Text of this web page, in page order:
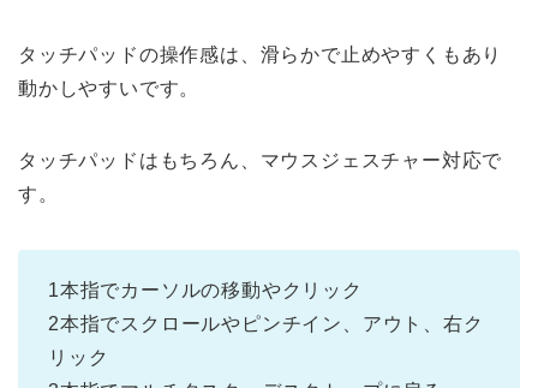
タッチパッドの操作感は、滑らかで止めやすくもあり
動かしやすいです。
タッチパッドはもちろん、マウスジェスチャー対応で
す。
1本指でカーソルの移動やクリック
2本指でスクロールやピンチイン、アウト、右ク
リック